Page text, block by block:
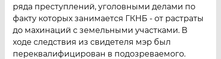
ряда преступлений, уголовными делами по
факту которых занимается ГКНБ - от растраты
до махинаций с земельными участками. В
ходе следствия из свидетеля мэр был
переквалифицирован в подозреваемого.